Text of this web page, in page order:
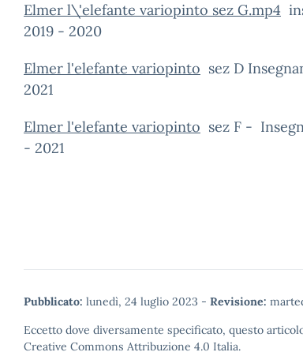
Elmer l\'elefante variopinto sez G.mp4
2019 - 2020
Elmer l'elefante variopinto sez D
2021
Elmer l'elefante variopinto sez F -
- 2021
Pubblicato: lunedì, 24 luglio 2023 - Revisione:
Eccetto dove diversamente specificato, questo
Creative Commons Attribuzione 4.0 Italia.